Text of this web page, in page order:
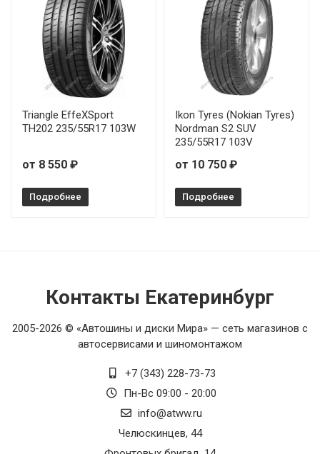
Triangle EffeXSport
TH202 235/55R17 103W
от 8 550 ₽
Подробнее
Ikon Tyres (Nokian Tyres)
Nordman S2 SUV
235/55R17 103V
от 10 750 ₽
Подробнее
Контакты Екатеринбург
2005-2026 © «Автошины и диски Мира» — сеть магазинов с
автосервисами и шиномонтажом
+7 (343) 228-73-73
Пн-Вс 09:00 - 20:00
info@atww.ru
Челюскинцев, 44